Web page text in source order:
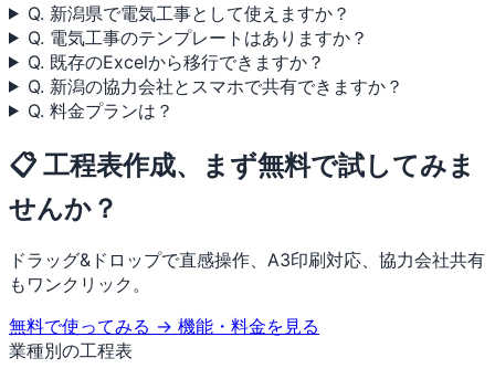
Q. 新潟県で電気工事として使えますか？
Q. 電気工事のテンプレートはありますか？
Q. 既存のExcelから移行できますか？
Q. 新潟の協力会社とスマホで共有できますか？
Q. 料金プランは？
📋 工程表作成、まず無料で試してみま
せんか？
ドラッグ&ドロップで直感操作、A3印刷対応、協力会社共有
もワンクリック。
無料で使ってみる → 機能・料金を見る
業種別の工程表